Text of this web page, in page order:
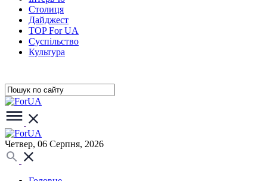
Столиця
Дайджест
TOP For UA
Суспiльство
Культура
Четвер, 06 Серпня, 2026